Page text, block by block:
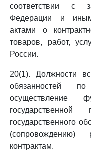
соответствии с
Федерации и
актами о
товаров, работ,
России.
20(1). Должности
обязанностей
осуществление
государственного
(сопровождению)
контрактам.